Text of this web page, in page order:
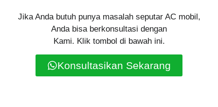
Jika Anda butuh punya masalah seputar AC mobil,
Anda bisa berkonsultasi dengan
Kami. Klik tombol di bawah ini.
Konsultasikan Sekarang